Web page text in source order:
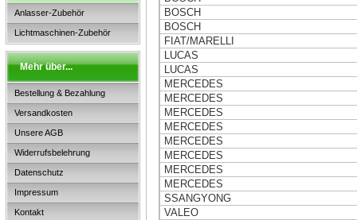
Anlasser-Zubehör
Lichtmaschinen-Zubehör
Mehr über...
Bestellung & Bezahlung
Versandkosten
Unsere AGB
Widerrufsbelehrung
Datenschutz
Impressum
Kontakt
BOSCH
BOSCH
FIAT/MARELLI
LUCAS
LUCAS
MERCEDES
MERCEDES
MERCEDES
MERCEDES
MERCEDES
MERCEDES
MERCEDES
MERCEDES
SSANGYONG
VALEO